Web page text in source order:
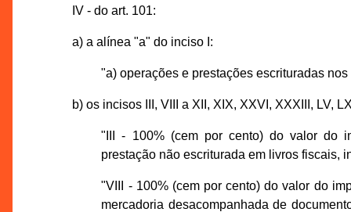
IV - do art. 101:
a) a alínea "a" do inciso I:
"a) operações e prestações escrituradas
b) os incisos III, VIII a XII, XIX, XXVI, XXXIII, LV,
"III - 100% (cem por cento) do valor do
prestação não escriturada em livros fiscais,
"VIII - 100% (cem por cento) do valor do
mercadoria desacompanhada de